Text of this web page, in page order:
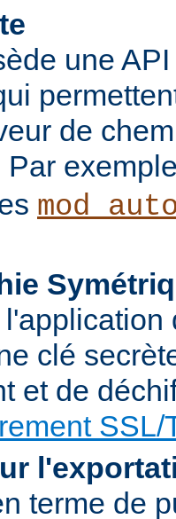
une
de
Par
clé
et de
SSL/
terme de